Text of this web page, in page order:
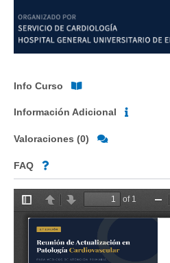
Info Curso
Información Adicional
Valoraciones (0)
FAQ